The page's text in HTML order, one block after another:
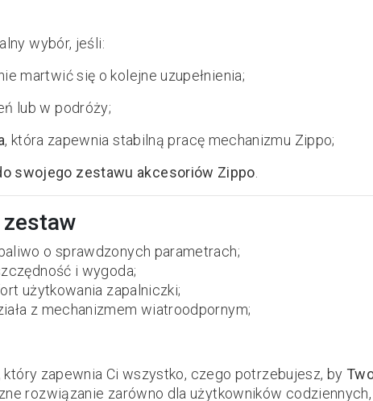
wybór, jeśli:
martwić się o kolejne uzupełnienia;
lub w podróży;
, która zapewnia stabilną pracę mechanizmu Zippo;
swojego zestawu akcesoriów Zippo
o sprawdzonych parametrach;
i wygoda;
użytkowania zapalniczki;
z mechanizmem wiatroodpornym;
który zapewnia Ci wszystko, czego potrzebujesz, by
rozwiązanie zarówno dla użytkowników codziennych,